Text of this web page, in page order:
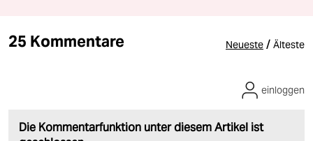
25 Kommentare Neueste / Älteste
Die Kommentarfunktion unter diesem Artikel ist
einloggen